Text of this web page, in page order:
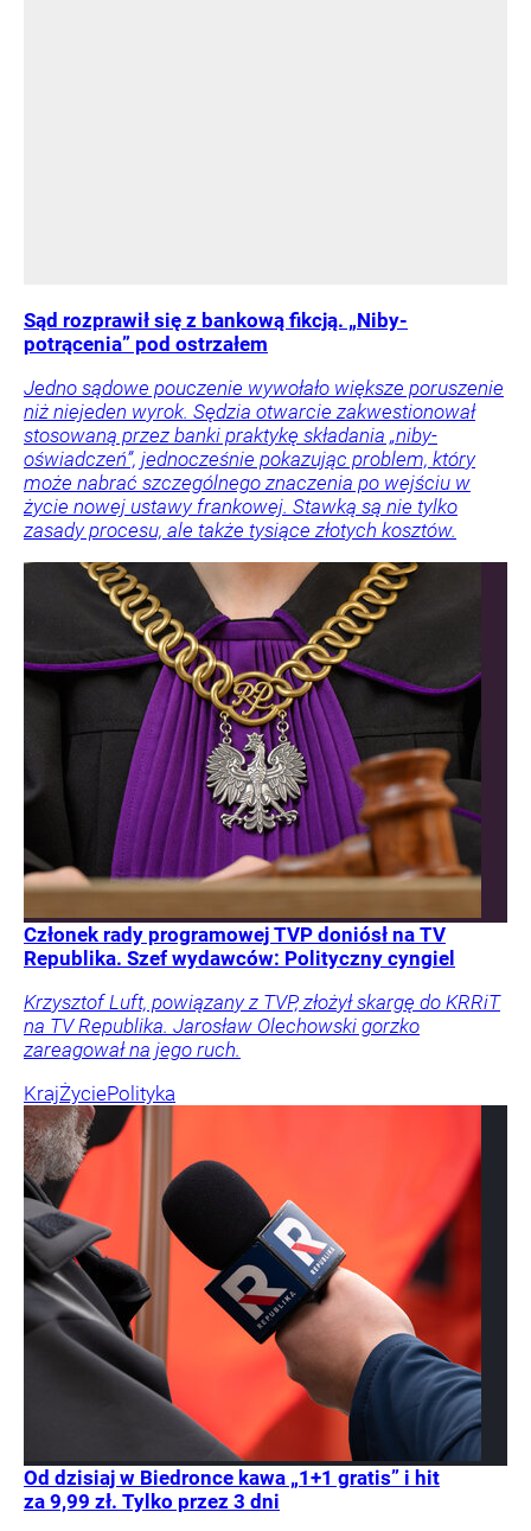
Sąd rozprawił się z bankową fikcją. „Niby-
potrącenia” pod ostrzałem
Jedno sądowe pouczenie wywołało większe poruszenie
niż niejeden wyrok. Sędzia otwarcie zakwestionował
stosowaną przez banki praktykę składania „niby-
oświadczeń”, jednocześnie pokazując problem, który
może nabrać szczególnego znaczenia po wejściu w
życie nowej ustawy frankowej. Stawką są nie tylko
zasady procesu, ale także tysiące złotych kosztów.
Członek rady programowej TVP doniósł na TV
Republika. Szef wydawców: Polityczny cyngiel
Krzysztof Luft, powiązany z TVP, złożył skargę do KRRiT
na TV Republika. Jarosław Olechowski gorzko
zareagował na jego ruch.
KrajŻyciePolityka
Od dzisiaj w Biedronce kawa „1+1 gratis” i hit
za 9,99 zł. Tylko przez 3 dni